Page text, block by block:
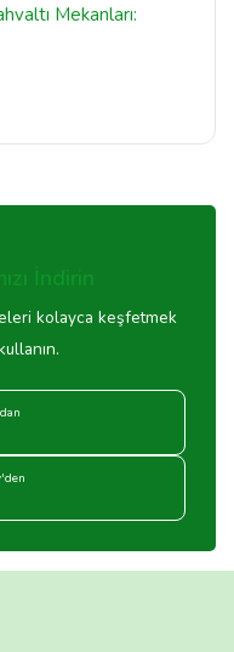
Mekanları:
İndirin
kolayca keşfetmek